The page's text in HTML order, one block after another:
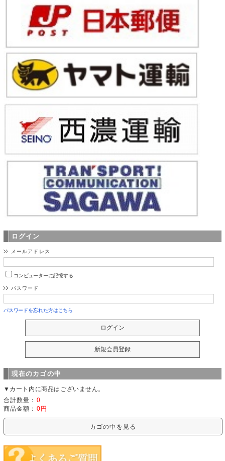
ログイン
メールアドレス
コンピューターに記憶する
パスワード
パスワードを忘れた方はこちら
現在のカゴの中
▼カート内に商品はございません。
合計数量： 0
商品金額： 0円
カゴの中を見る